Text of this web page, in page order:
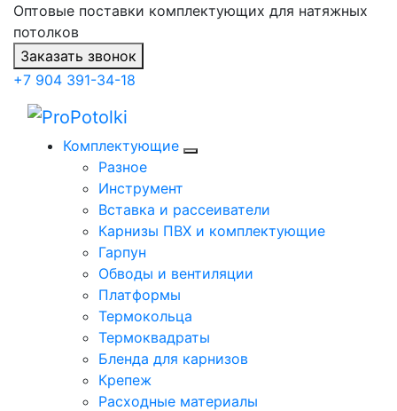
Оптовые поставки комплектующих для натяжных
потолков
Заказать звонок
+7 904 391-34-18
Комплектующие
Разное
Инструмент
Вставка и рассеиватели
Карнизы ПВХ и комплектующие
Гарпун
Обводы и вентиляции
Платформы
Термокольца
Термоквадраты
Бленда для карнизов
Крепеж
Расходные материалы